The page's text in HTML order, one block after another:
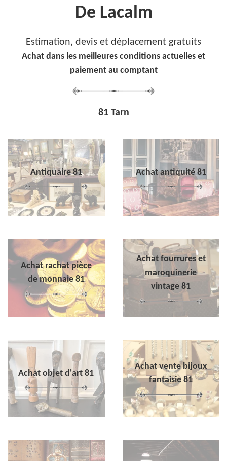
De Lacalm
Estimation, devis et déplacement gratuits
Achat dans les meilleures conditions actuelles et
paiement au comptant
81 Tarn
Antiquaire 81 Achat antiquité 81
Achat rachat pièce
de monnaie 81
Achat fourrures et
maroquinerie
vintage 81
Achat objet d'art 81
Achat vente bijoux
fantaisie 81